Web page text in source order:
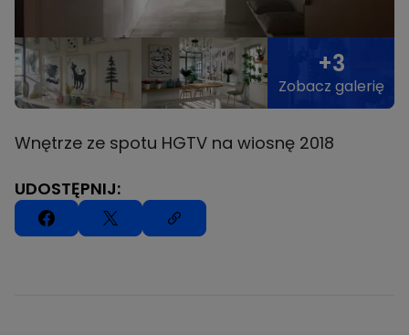
+3
Zobacz galerię
Wnętrze ze spotu HGTV na wiosnę 2018
UDOSTĘPNIJ: